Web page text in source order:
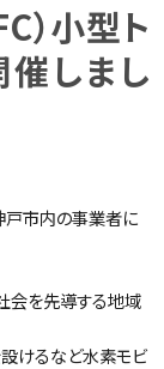
）小型ト
しまし
戸市内の事業者に
会を先導する地域
けるなど水素モビ